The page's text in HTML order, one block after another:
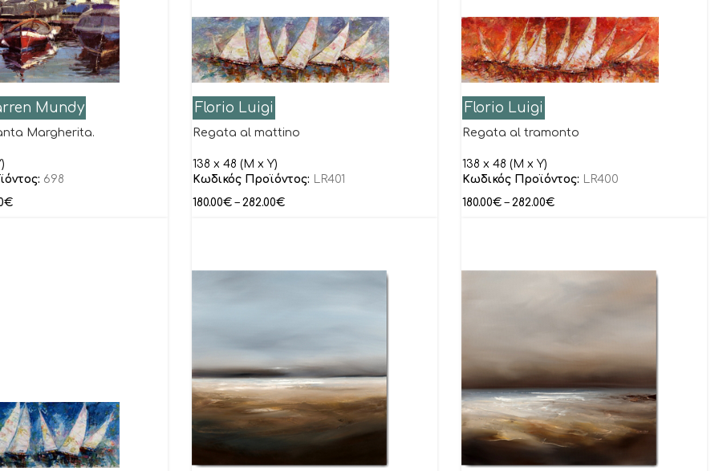
Mundy
Margherita.
698
€
Florio Luigi
Regata al mattino
138 x 48 (M x Y)
Κωδικός Προϊόντος: LR401
180.00€ – 282.00€
Florio Luigi
Regata al tramonto
138 x 48 (M x Y)
Κωδικός Προϊόντος: LR400
180.00€ – 282.00€